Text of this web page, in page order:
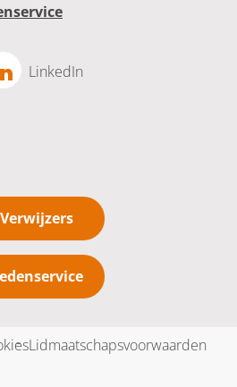
LinkedIn
Verwijzers
Lidmaatschapsvoorwaarden